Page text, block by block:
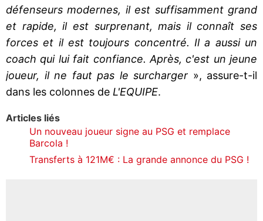
défenseurs modernes, il est suffisamment grand
et rapide, il est surprenant, mais il connaît ses
forces et il est toujours concentré. Il a aussi un
coach qui lui fait confiance. Après, c'est un jeune
joueur, il ne faut pas le surcharger », assure-t-il
dans les colonnes de L'EQUIPE.
Articles liés
Un nouveau joueur signe au PSG et remplace
Barcola !
Transferts à 121M€ : La grande annonce du PSG !